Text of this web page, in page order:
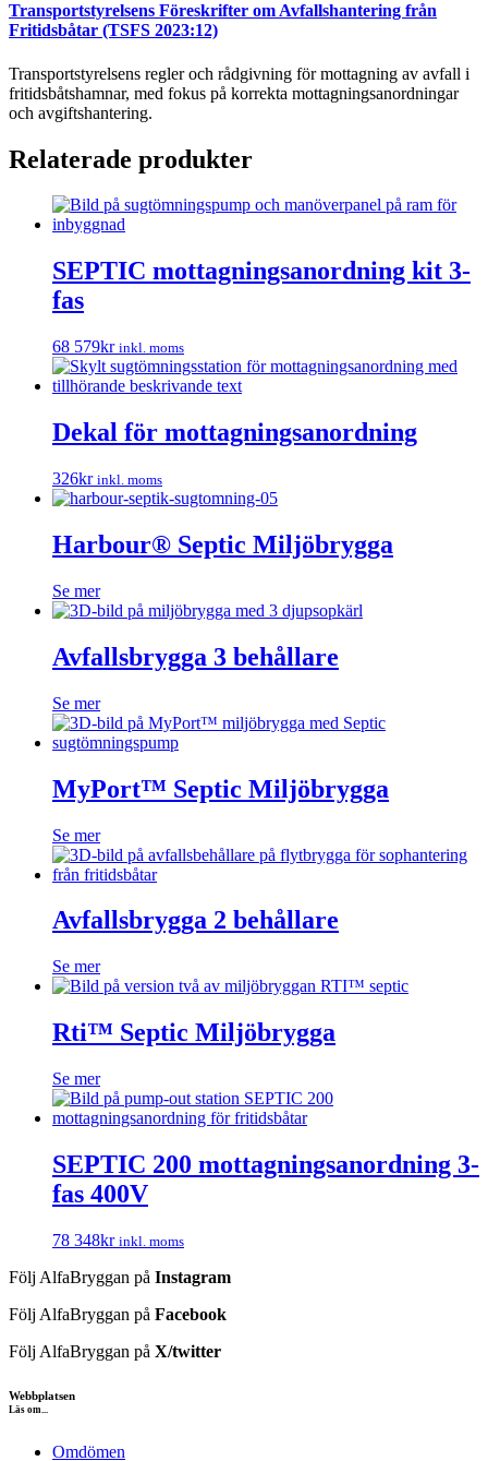
Transportstyrelsens Föreskrifter om Avfallshantering från
Fritidsbåtar (TSFS 2023:12)
Transportstyrelsens regler och rådgivning för mottagning av avfall i
fritidsbåtshamnar, med fokus på korrekta mottagningsanordningar
och avgiftshantering.
Relaterade produkter
SEPTIC mottagningsanordning kit 3-
fas
68 579kr inkl. moms
Dekal för mottagningsanordning
326kr inkl. moms
Harbour® Septic Miljöbrygga
Se mer
Avfallsbrygga 3 behållare
Se mer
MyPort™ Septic Miljöbrygga
Se mer
Avfallsbrygga 2 behållare
Se mer
Rti™ Septic Miljöbrygga
Se mer
SEPTIC 200 mottagningsanordning 3-
fas 400V
78 348kr inkl. moms
Följ AlfaBryggan på Instagram
Följ AlfaBryggan på Facebook
Följ AlfaBryggan på X/twitter
Webbplatsen
Läs om...
Omdömen